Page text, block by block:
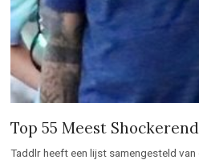
Top 55 Meest
Taddlr heeft een lijst samengesteld